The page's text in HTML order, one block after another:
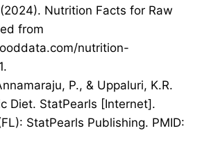
Nutrition Facts for Raw
from
nutrition-
P., & Uppaluri, K.R.
Diet. StatPearls [Internet].
StatPearls Publishing. PMID: